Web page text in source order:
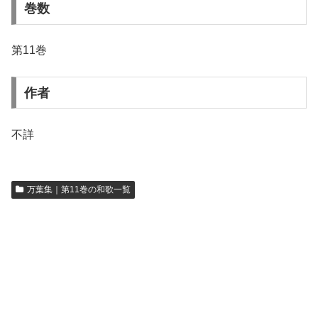
巻数
第11巻
作者
不詳
万葉集｜第11巻の和歌一覧